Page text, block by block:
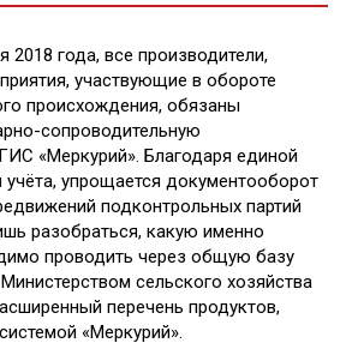
2018 года, все производители,
участвующие в обороте
происхождения, обязаны
сопроводительную
«Меркурий». Благодаря единой
учёта, упрощается документооборот
подконтрольных партий
разобраться, какую именно
проводить через общую базу
сельского хозяйства
перечень продуктов,
«Меркурий».